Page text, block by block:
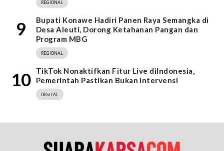
REGIONAL
9
Bupati Konawe Hadiri Panen Raya Semangka di
Desa Aleuti, Dorong Ketahanan Pangan dan
Program MBG
REGIONAL
10
TikTok Nonaktifkan Fitur Live diIndonesia,
Pemerintah Pastikan Bukan Intervensi
DIGITAL